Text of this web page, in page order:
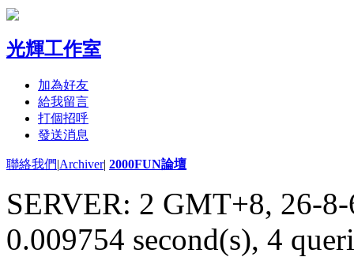
光輝工作室
加為好友
給我留言
打個招呼
發送消息
聯絡我們|Archiver| 2000FUN論壇
SERVER: 2 GMT+8, 26-
0.009754 second(s), 4